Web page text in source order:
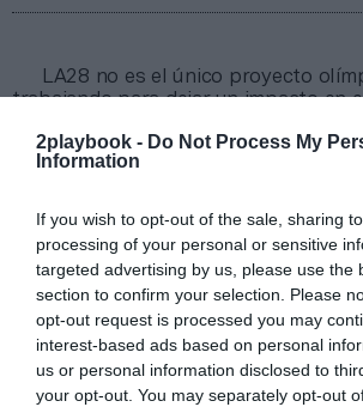
2playbook - Do Not Process My
Information
If you wish to opt-out of the sale, sharing
processing of your personal or sensitive
targeted advertising by us, please use the
section to confirm your selection. Please
opt-out request is processed you may
interest-based ads based on personal
us or personal information disclosed to
your opt-out. You may separately opt-out
LA28 no es el único proyecto
trabajando para dejar un impacto en
hecho, hace pocas semanas se
organizador de Alpes Franceses
Olímpicos de Invierno,
contratación se ejecutará entre el
Solideo para el desarrollo de
servicios vinculados al evento. La
aprovisionamiento prioriza la
mitad de loscontratos a pymes de
Provenza-Alpes-Costa Azul y
Alpes.
La entidad ha lanzado la
que centraliza el acceso a los